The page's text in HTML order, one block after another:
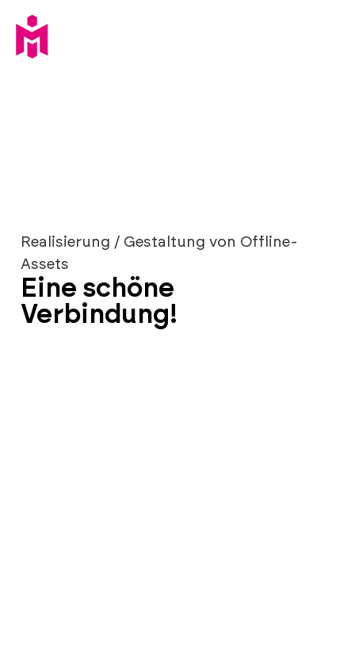
Realisierung / Gestaltung von Offline-
Assets
Eine schöne
Verbindung!